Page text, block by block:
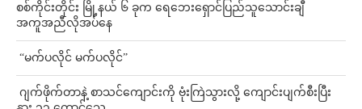
စစ်ကိုင်းတိုင်း မြို့နယ် ၆ ခုက ရေဘေးရှောင်ပြည်သူသောင်းချီ
အကူအညီလိုအပ်နေ
⁨ ⁨“မက်ပလိုင် မက်ပလိုင်”
⁨⁩ ⁨ဂျက်ဖိုက်တာနဲ့ စာသင်ကျောင်းကို ဗုံးကြဲသွားလို့ ကျောင်းပျက်စီးပြီး